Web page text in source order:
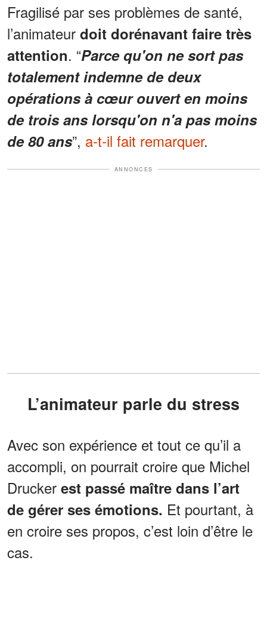
Fragilisé par ses problèmes de santé,
l’animateur doit dorénavant faire très
attention. “Parce qu'on ne sort pas
totalement indemne de deux
opérations à cœur ouvert en moins
de trois ans lorsqu'on n'a pas moins
de 80 ans”, a-t-il fait remarquer.
ANNONCES
L’animateur parle du stress
Avec son expérience et tout ce qu’il a
accompli, on pourrait croire que Michel
Drucker est passé maître dans l’art
de gérer ses émotions. Et pourtant, à
en croire ses propos, c’est loin d’être le
cas.